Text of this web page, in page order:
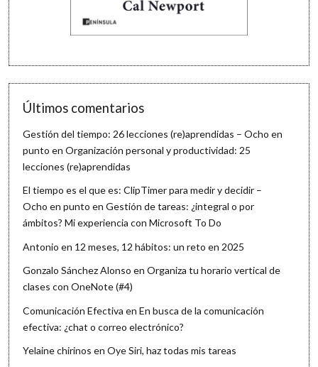
Últimos comentarios
Gestión del tiempo: 26 lecciones (re)aprendidas – Ocho en
punto enOrganización personal y productividad: 25
lecciones (re)aprendidas
El tiempo es el que es: ClipTimer para medir y decidir –
Ocho en punto enGestión de tareas: ¿integral o por
ámbitos? Mi experiencia con Microsoft To Do
Antonio en 12 meses, 12 hábitos: un reto en 2025
Gonzalo Sánchez Alonso enOrganiza tu horario vertical de
clases con OneNote (#4)
Comunicación Efectiva enEn busca de la comunicación
efectiva: ¿chat o correo electrónico?
Yelaine chirinos enOye Siri, haz todas mis tareas